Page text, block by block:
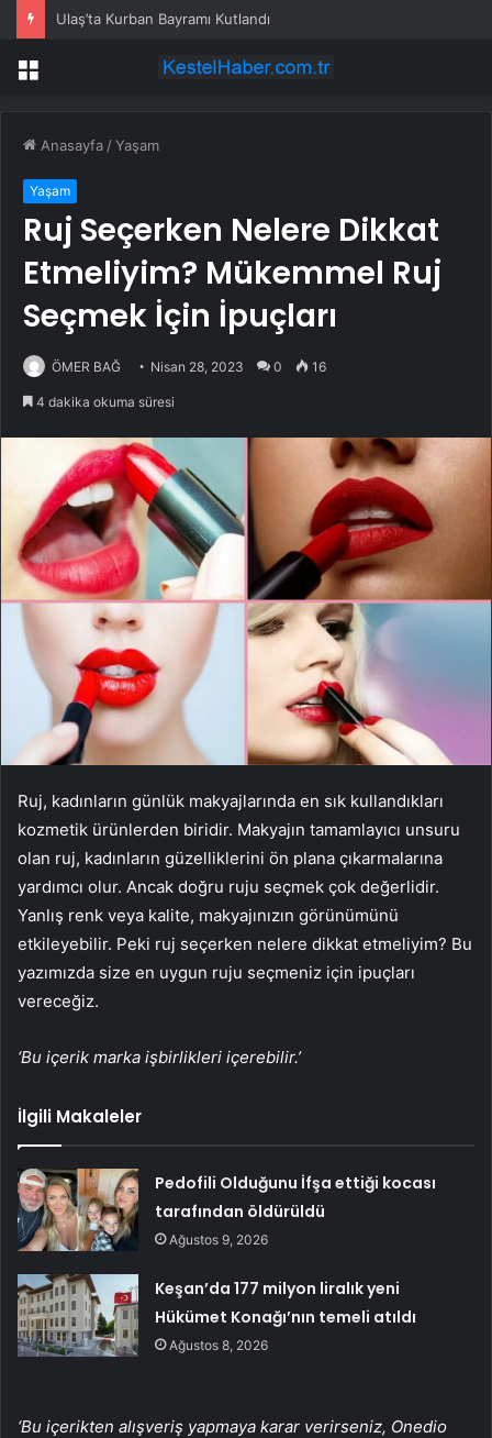
Ulaş’ta Kurban Bayramı Kutlandı
Menü
Anasayfa /Yaşam
Yaşam
Ruj Seçerken Nelere Dikkat
Etmeliyim? Mükemmel Ruj
Seçmek İçin İpuçları
ÖMER BAĞ Nisan 28, 2023 0 16
4 dakika okuma süresi
Ruj, kadınların günlük makyajlarında en sık kullandıkları
kozmetik ürünlerden biridir. Makyajın tamamlayıcı unsuru
olan ruj, kadınların güzelliklerini ön plana çıkarmalarına
yardımcı olur. Ancak doğru ruju seçmek çok değerlidir.
Yanlış renk veya kalite, makyajınızın görünümünü
etkileyebilir. Peki ruj seçerken nelere dikkat etmeliyim? Bu
yazımızda size en uygun ruju seçmeniz için ipuçları
vereceğiz.
‘Bu içerik marka işbirlikleri içerebilir.’
İlgili Makaleler
Pedofili Olduğunu İfşa ettiği kocası
tarafından öldürüldü
Ağustos 9, 2026
Keşan’da 177 milyon liralık yeni
Hükümet Konağı’nın temeli atıldı
Ağustos 8, 2026
‘Bu içerikten alışveriş yapmaya karar verirseniz, Onedio